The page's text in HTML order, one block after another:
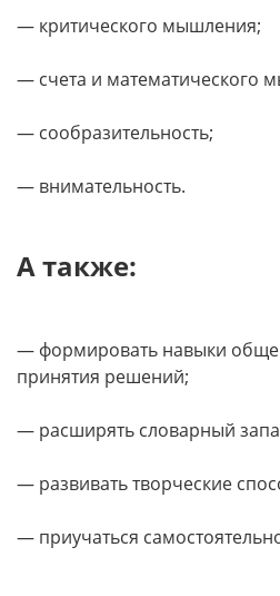
— критического мышления;
— счета и математического
— сообразительность;
— внимательность.
А также:
— формировать навыки
принятия решений;
— расширять словарный
— развивать творческие
— приучаться